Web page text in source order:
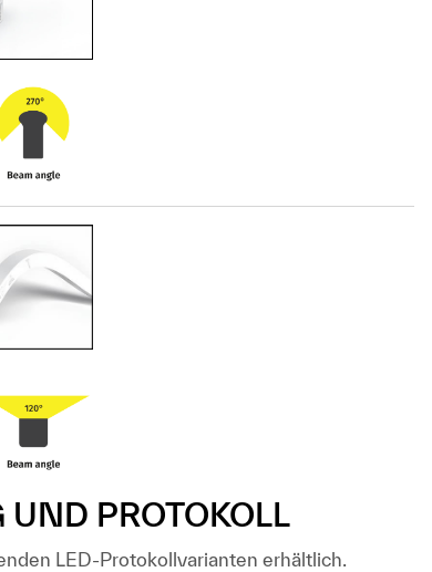
PROTOKOLL
LED-Protokollvarianten erhältlich.